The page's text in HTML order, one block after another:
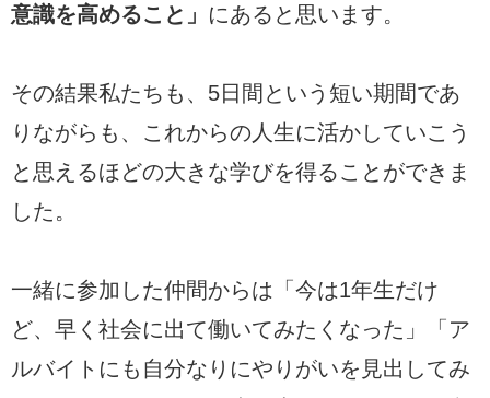
意識を高めること」 にあると思います。
その結果私たちも、5日間という短い期間であ
りながらも、これからの人生に活かしていこう
と思えるほどの大きな学びを得ることができま
した。
一緒に参加した仲間からは「今は1年生だけ
ど、早く社会に出て働いてみたくなった」「ア
ルバイトにも自分なりにやりがいを見出してみ